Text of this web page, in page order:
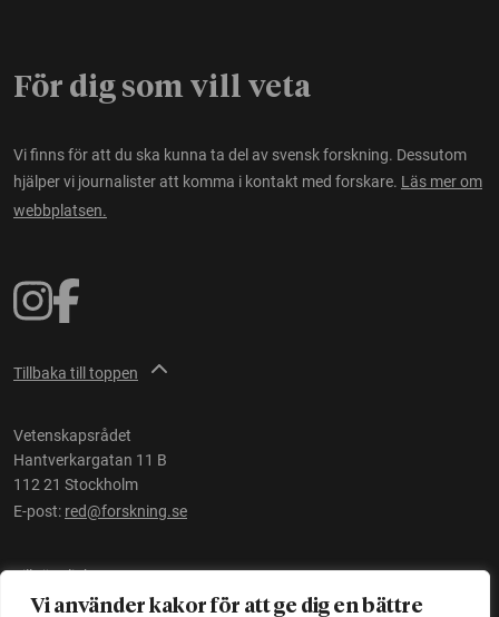
Vi använder kakor för att ge dig en bättre
För dig som vill veta
Vi finns för att du ska kunna ta del av svensk forskning. Dessutom
hjälper vi journalister att komma i kontakt med forskare. Läs mer om
webbplatsen.
Tillbaka till toppen
Vetenskapsrådet
Hantverkargatan 11 B
112 21 Stockholm
E-post: red@forskning.se
Tillgänglighet